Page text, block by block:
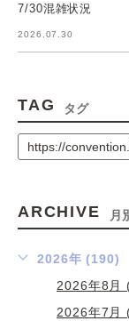
7/30混雑状況
2026.07.30
TAG タグ
https://
ARCHIVE 月
2026年 (190)
2026年8月
2026年7月